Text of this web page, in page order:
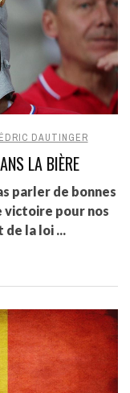
DAUTINGER
LA BIÈRE
parler de bonnes
victoire pour nos
la loi ...